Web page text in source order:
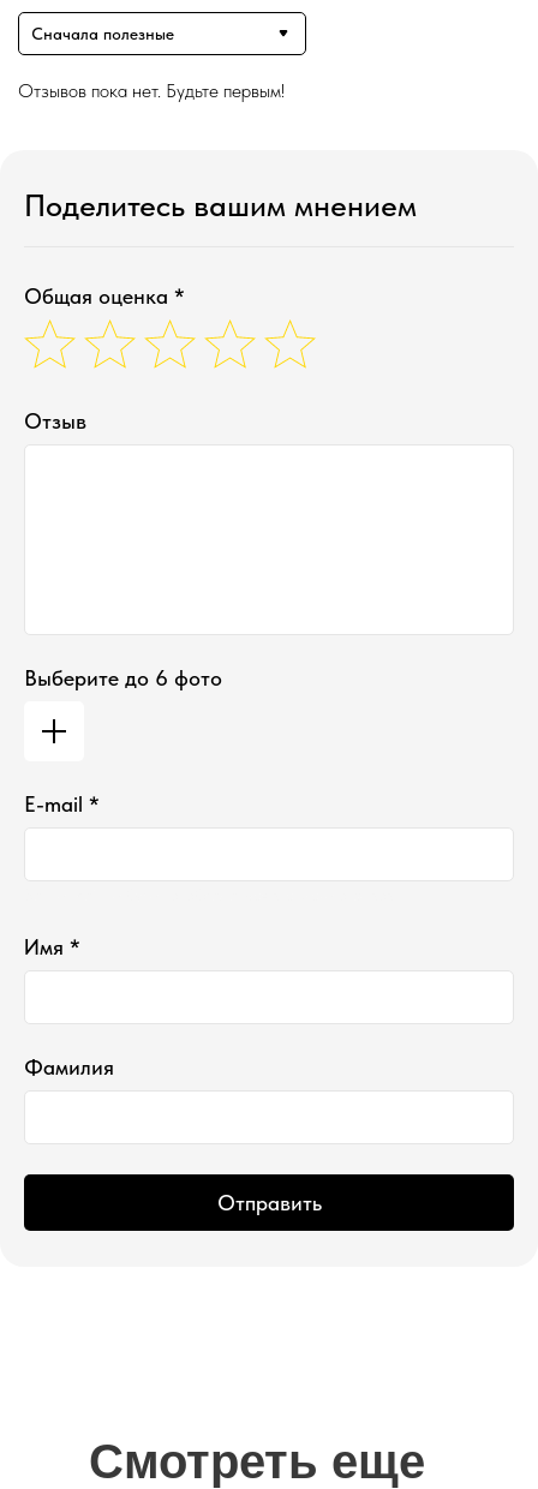
Сначала полезные
Отзывов пока нет. Будьте первым!
Поделитесь вашим мнением
Общая оценка *
Отзыв
Выберите до 6 фото
E-mail *
Имя *
Фамилия
Отправить
Смотреть еще